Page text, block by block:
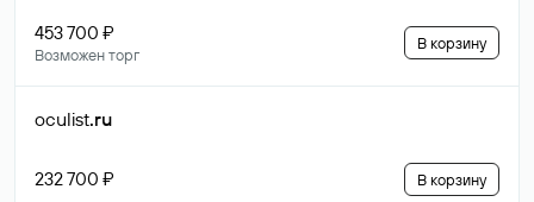
453 700 ₽
Возможен торг
В корзину
oculist.ru
232 700 ₽ В корзину